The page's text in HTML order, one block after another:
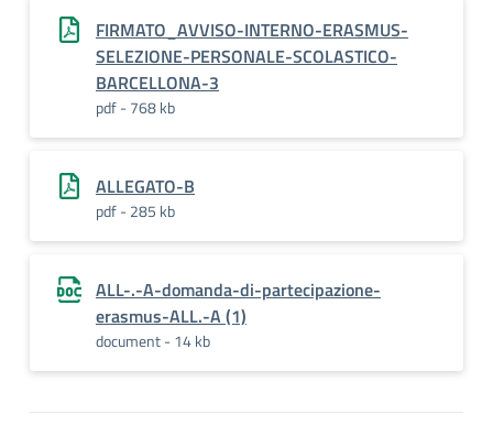
FIRMATO_AVVISO-INTERNO-ERASMUS-
SELEZIONE-PERSONALE-SCOLASTICO-
BARCELLONA-3
pdf - 768 kb
ALLEGATO-B
pdf - 285 kb
ALL-.-A-domanda-di-partecipazione-
erasmus-ALL.-A (1)
document - 14 kb